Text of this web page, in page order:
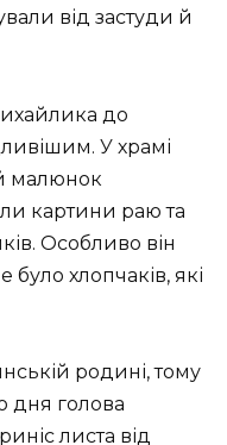
від застуди й
до
У храмі
малюнок
картини раю та
Особливо він
хлопчаків, які
родині, тому
дня голова
листа від